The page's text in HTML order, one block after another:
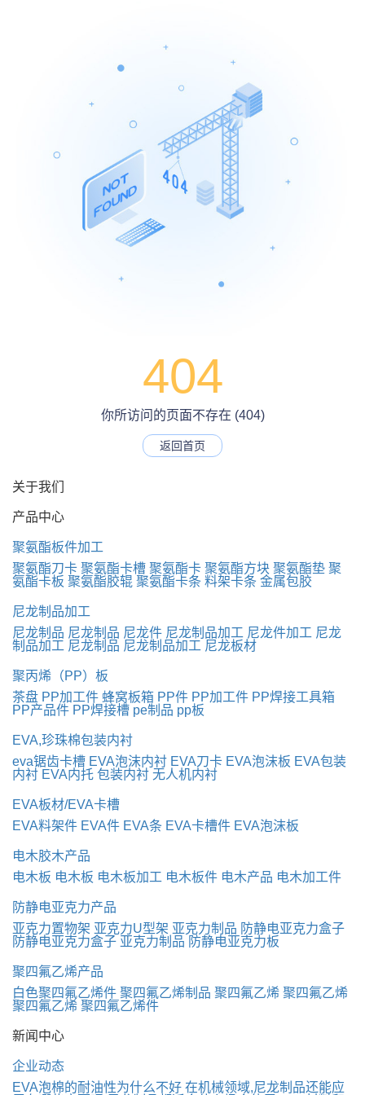
404
你所访问的页面不存在 (404)
返回首页
关于我们
产品中心
聚氨酯板件加工
聚氨酯刀卡 聚氨酯卡槽 聚氨酯卡 聚氨酯方块 聚氨酯垫 聚
氨酯卡板 聚氨酯胶辊 聚氨酯卡条 料架卡条 金属包胶
尼龙制品加工
尼龙制品 尼龙制品 尼龙件 尼龙制品加工 尼龙件加工 尼龙
制品加工 尼龙制品 尼龙制品加工 尼龙板材
聚丙烯（PP）板
茶盘 PP加工件 蜂窝板箱 PP件 PP加工件 PP焊接工具箱
PP产品件 PP焊接槽 pe制品 pp板
EVA,珍珠棉包装内衬
eva锯齿卡槽 EVA泡沫内衬 EVA刀卡 EVA泡沫板 EVA包装
内衬 EVA内托 包装内衬 无人机内衬
EVA板材/EVA卡槽
EVA料架件 EVA件 EVA条 EVA卡槽件 EVA泡沫板
电木胶木产品
电木板 电木板 电木板加工 电木板件 电木产品 电木加工件
防静电亚克力产品
亚克力置物架 亚克力U型架 亚克力制品 防静电亚克力盒子
防静电亚克力盒子 亚克力制品 防静电亚克力板
聚四氟乙烯产品
白色聚四氟乙烯件 聚四氟乙烯制品 聚四氟乙烯 聚四氟乙烯
聚四氟乙烯 聚四氟乙烯件
新闻中心
企业动态
EVA泡棉的耐油性为什么不好 在机械领域,尼龙制品还能应